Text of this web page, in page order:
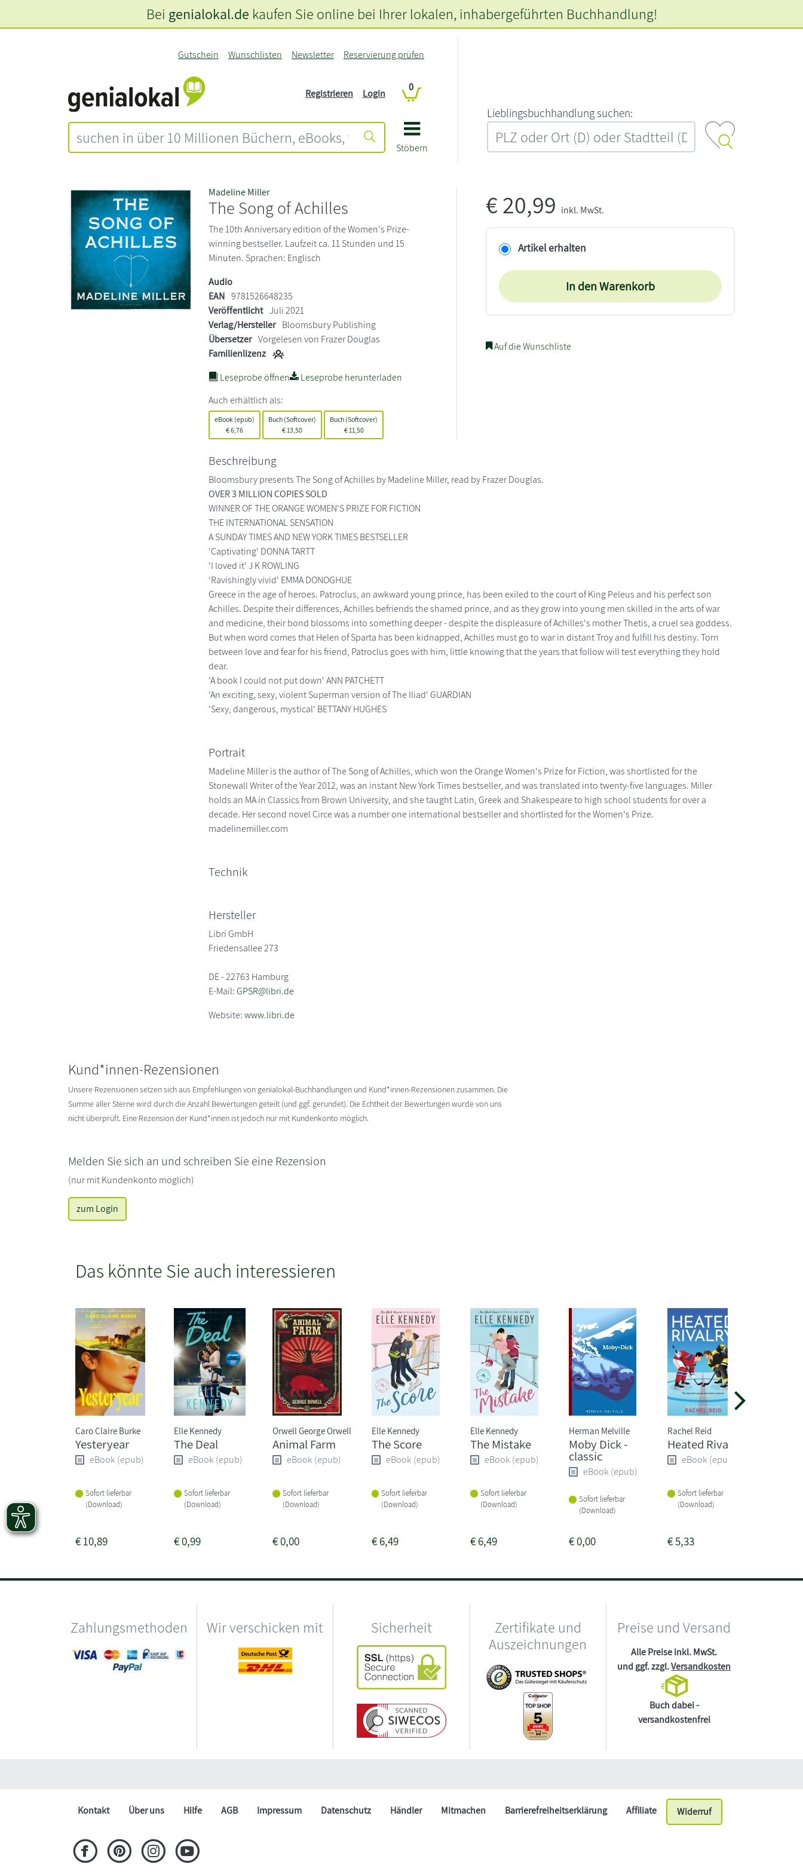
Stöbern
Gutschein Wunschlisten Newsletter Reservierung prüfen
Registrieren Login
0
L‍i‍e‍b‍l‍i‍n‍g‍s‍b‍u‍c‍h‍h‍a‍n‍d‍l‍u‍n‍g‍ ‍s‍u‍c‍h‍e‍n‍:‍
Bei genialokal.de kaufen Sie online bei Ihrer lokalen, inhabergeführten Buchhandlung!
Madeline Miller
The Song of Achilles
The 10th Anniversary edition of the Women's Prize-
winning bestseller. Laufzeit ca. 11 Stunden und 15
Minuten. Sprachen: Englisch
Audio
EAN 9781526648235
Veröffentlicht Juli 2021
Verlag/Hersteller Bloomsbury Publishing
Übersetzer Vorgelesen von Frazer Douglas
Familienlizenz
Leseprobe öffnen
Leseprobe herunterladen
Auch erhältlich als:
eBook (epub)
€6,76
Buch (Softcover)
€ 13,50
Buch (Softcover)
€11,50
€20,99 inkl. MwSt.
Artikel erhalten
In den Warenkorb
Auf die Wunschliste
Beschreibung
Bloomsbury presents The Song of Achilles by Madeline Miller, read by Frazer Douglas.
OVER 3 MILLION COPIES SOLD
WINNER OF THE ORANGE WOMEN'S PRIZE FOR FICTION
THE INTERNATIONAL SENSATION
A SUNDAY TIMES AND NEW YORK TIMES BESTSELLER
'Captivating' DONNA TARTT
'I loved it' J K ROWLING
'Ravishingly vivid' EMMA DONOGHUE
Greece in the age of heroes. Patroclus, an awkward young prince, has been exiled to the court of King Peleus and his perfect son
Achilles. Despite their differences, Achilles befriends the shamed prince, and as they grow into young men skilled in the arts of war
and medicine, their bond blossoms into something deeper - despite the displeasure of Achilles's mother Thetis, a cruel sea goddess.
But when word comes that Helen of Sparta has been kidnapped, Achilles must go to war in distant Troy and fulfill his destiny. Torn
between love and fear for his friend, Patroclus goes with him, little knowing that the years that follow will test everything they hold
dear.
'A book I could not put down' ANN PATCHETT
'An exciting, sexy, violent Superman version of The Iliad' GUARDIAN
'Sexy, dangerous, mystical' BETTANY HUGHES
Portrait
Madeline Miller is the author of The Song of Achilles, which won the Orange Women's Prize for Fiction, was shortlisted for the
Stonewall Writer of the Year 2012, was an instant New York Times bestseller, and was translated into twenty-five languages. Miller
holds an MA in Classics from Brown University, and she taught Latin, Greek and Shakespeare to high school students for over a
decade. Her second novel Circe was a number one international bestseller and shortlisted for the Women's Prize.
madelinemiller.com
Technik
Hersteller
Libri GmbH
Friedensallee 273
DE - 22763 Hamburg
E-Mail:GPSR@libri.de
Website:www.libri.de
Kund*innen-Rezensionen
Unsere Rezensionen setzen sich aus Empfehlungen von genialokal-Buchhandlungen und Kund*innen-Rezensionen zusammen. Die
Summe aller Sterne wird durch die Anzahl Bewertungen geteilt (und ggf. gerundet). Die Echtheit der Bewertungen wurde von uns
nicht überprüft. Eine Rezension der Kund*innen ist jedoch nur mit Kundenkonto möglich.
Melden Sie sich an und schreiben Sie eine Rezension
(nur mit Kundenkonto möglich)
zum Login
Das könnte Sie auch interessieren
Caro Claire Burke
Yesteryear
eBook (epub)
Sofort lieferbar
(Download)
€10,89
Elle Kennedy
The Deal
eBook (epub)
Sofort lieferbar
(Download)
€0,99
Orwell George Orwell
Animal Farm
eBook (epub)
Sofort lieferbar
(Download)
€0,00
Elle Kennedy
The Score
eBook (epub)
Sofort lieferbar
(Download)
€6,49
Elle Kennedy
The Mistake
eBook (epub)
Sofort lieferbar
(Download)
€6,49
Herman Melville
Moby Dick -
classic
eBook (epub)
Sofort lieferbar
(Download)
€0,00
Rachel Reid
Heated Rivalry
eBook (epub)
Sofort lieferbar
(Download)
€5,33
Zahlungsmethoden Wir verschicken mit Sicherheit
Zertifikate und
Auszeichnungen
Preise und Versand
Alle Preise inkl. MwSt.
und ggf. zzgl.Versandkosten
Buch dabei -
versandkostenfrei
Kontakt Über uns Hilfe AGB Impressum Datenschutz Händler Mitmachen Barrierefreiheitserklärung Affiliate Widerruf